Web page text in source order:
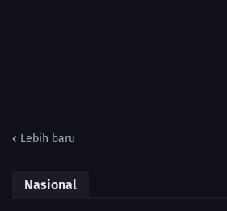
Lebih baru
Nasional